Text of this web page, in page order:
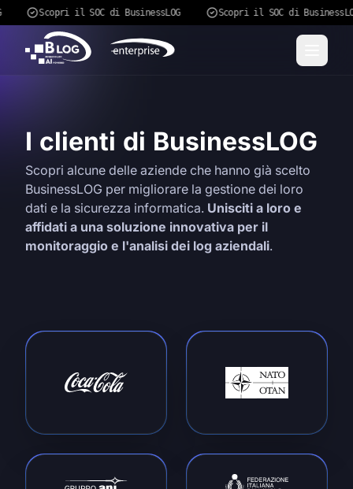
Scopri il SOC di BusinessLOG Scopri il SOC di
I clienti di BusinessLOG
Scopri alcune delle aziende che hanno già scelto
BusinessLOG per migliorare la gestione dei loro
dati e la sicurezza informatica. Unisciti a loro e
affidati a una soluzione innovativa per il
monitoraggio e l'analisi dei log aziendali.